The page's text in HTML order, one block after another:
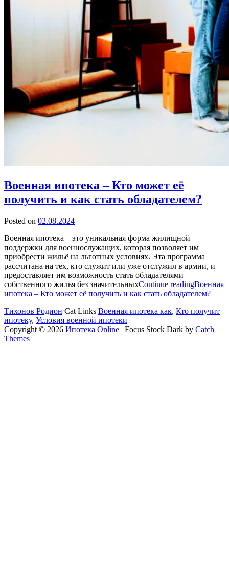
Военная ипотека – Кто может её
получить и как стать обладателем?
Posted on 02.08.2024
Военная ипотека – это уникальная форма жилищной
поддержки для военнослужащих, которая позволяет им
приобрести жильё на льготных условиях. Эта программа
рассчитана на тех, кто служит или уже отслужил в армии, и
предоставляет им возможность стать обладателями
собственного жилья без значительныхContinue readingВоенная
ипотека – Кто может её получить и как стать обладателем?
Тихонов Родион Cat Links Военная ипотека как, Кто получит
ипотеку, Условия военной ипотеки
Copyright © 2026 Ипотека Online | Focus Stock Dark by Catch
Themes